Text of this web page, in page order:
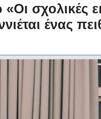
σχολικές
ένας